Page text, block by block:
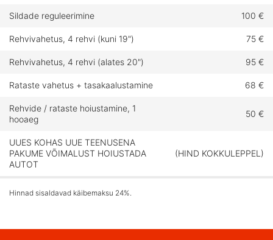
Sildade reguleerimine 100 €
Rehvivahetus, 4 rehvi (kuni 19") 75 €
Rehvivahetus, 4 rehvi (alates 20") 95 €
Rataste vahetus + tasakaalustamine 68 €
Rehvide / rataste hoiustamine, 1
hooaeg
50 €
UUES KOHAS UUE TEENUSENA
PAKUME VÕIMALUST HOIUSTADA
AUTOT
(HIND KOKKULEPPEL)
Hinnad sisaldavad käibemaksu 24%.